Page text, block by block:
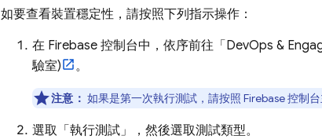
如要查看裝置穩定性，請按照下列指示操作：
在 Firebase 控制台中，依序前往「DevOps &
驗室)
。
注意： 如果是第一次執行測試，請按照 Firebase控制台
選取「執行測試」
，然後選取測試類型。